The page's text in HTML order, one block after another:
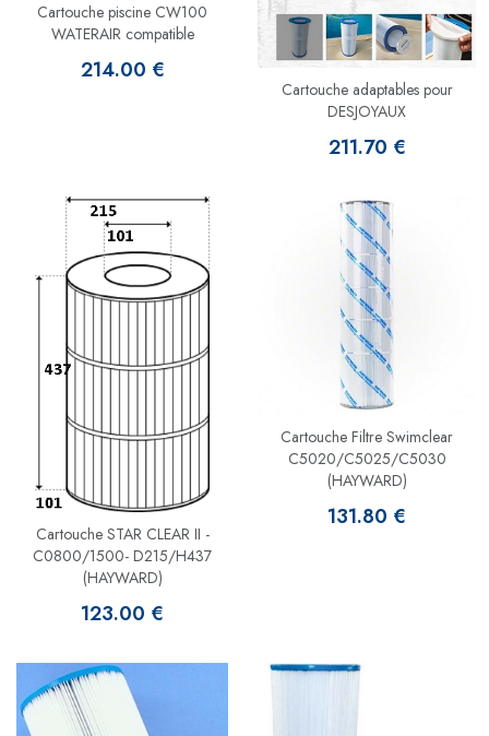
Cartouche piscine CW100
WATERAIR compatible
214.00 €
Cartouche adaptables pour
DESJOYAUX
211.70 €
Cartouche STAR CLEAR II -
C0800/1500- D215/H437
(HAYWARD)
123.00 €
Cartouche Filtre Swimclear
C5020/C5025/C5030
(HAYWARD)
131.80 €